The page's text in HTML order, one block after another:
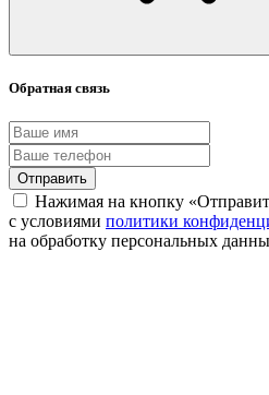
Обратная связь
Отправить
Нажимая на кнопку
с условиями политики
на обработку персональных